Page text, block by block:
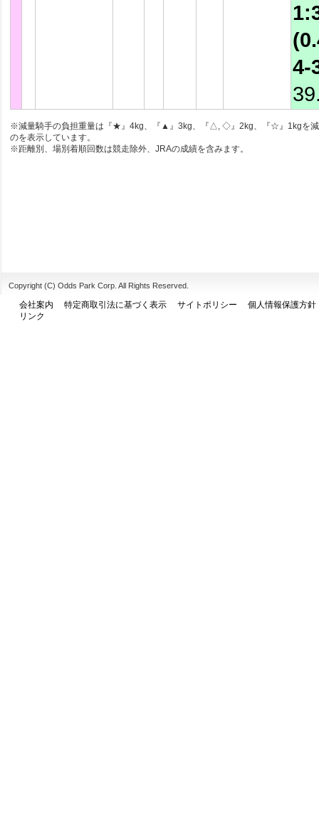
4-
※減量騎手の負担重量は『★』4kg、『▲』3kg、『△, ◇』2kg、『☆』1kgを
のを表示しています。
※距離別、場別着順回数は競走除外、JRAの成績を含みます。
Copyright (C) Odds Park Corp. All Rights Reserved.
会社案内 特定商取引法に基づく表示 サイトポリシー
個人情報保護方針
リンク